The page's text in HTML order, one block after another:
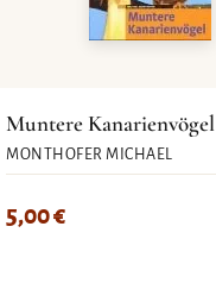
Muntere Kanarienvögel
MONTHOFER MICHAEL
5,00€